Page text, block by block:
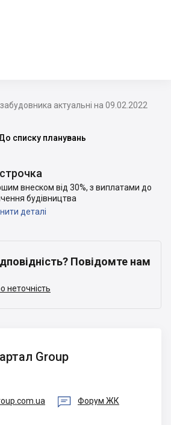
забудовника актуальні на 09.02.2022
списку планувань
внеском від 30%, з виплатами до
будівництва
деталі
Повідомте нам
неточність
Group
 Форум ЖК